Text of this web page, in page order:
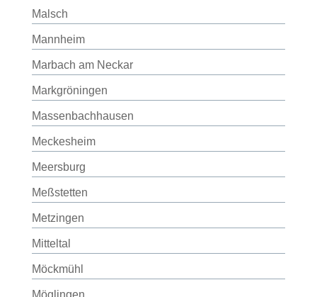
Malsch
Mannheim
Marbach am Neckar
Markgröningen
Massenbachhausen
Meckesheim
Meersburg
Meßstetten
Metzingen
Mitteltal
Möckmühl
Möglingen